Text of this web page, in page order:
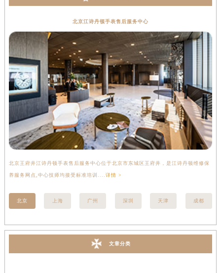
北京江诗丹顿手表售后服务中心
北京王府井江诗丹顿手表售后服务中心位于北京市东城区王府井，是江诗丹顿维修保
养服务网点,中心技师均接受标准培训.... 详情 >
北京 上海 广州 深圳 天津 成都
文章分类